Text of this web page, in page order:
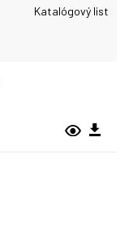
Katalógový list